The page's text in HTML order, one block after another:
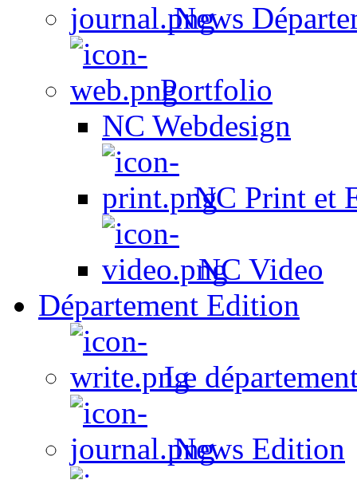
News
Portfolio
NC Webdesign
NC Print et
NC Video
Département Edition
Le
News Edition